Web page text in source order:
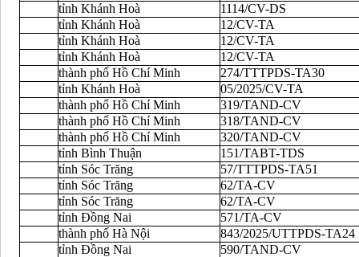
tỉnh Khánh Hoà
1114/CV-DS
tỉnh Khánh Hoà
12/CV-TA
tỉnh Khánh Hoà
12/CV-TA
tỉnh Khánh Hoà
12/CV-TA
thành phố Hồ Chí Minh
274/TTTPDS-TA30
tỉnh Khánh Hoà
05/2025/CV-TA
thành phố Hồ Chí Minh
319/TAND-CV
thành phố Hồ Chí Minh
318/TAND-CV
thành phố Hồ Chí Minh
320/TAND-CV
tỉnh Bình Thuận
151/TABT-TDS
tỉnh Sóc Trăng
57/TTTPDS-TA51
tỉnh Sóc Trăng
62/TA-CV
tỉnh Sóc Trăng
62/TA-CV
tỉnh Đồng Nai
571/TA-CV
thành phố Hà Nội
843/2025/UTTPDS-TA24
tỉnh Đồng Nai
590/TAND-CV